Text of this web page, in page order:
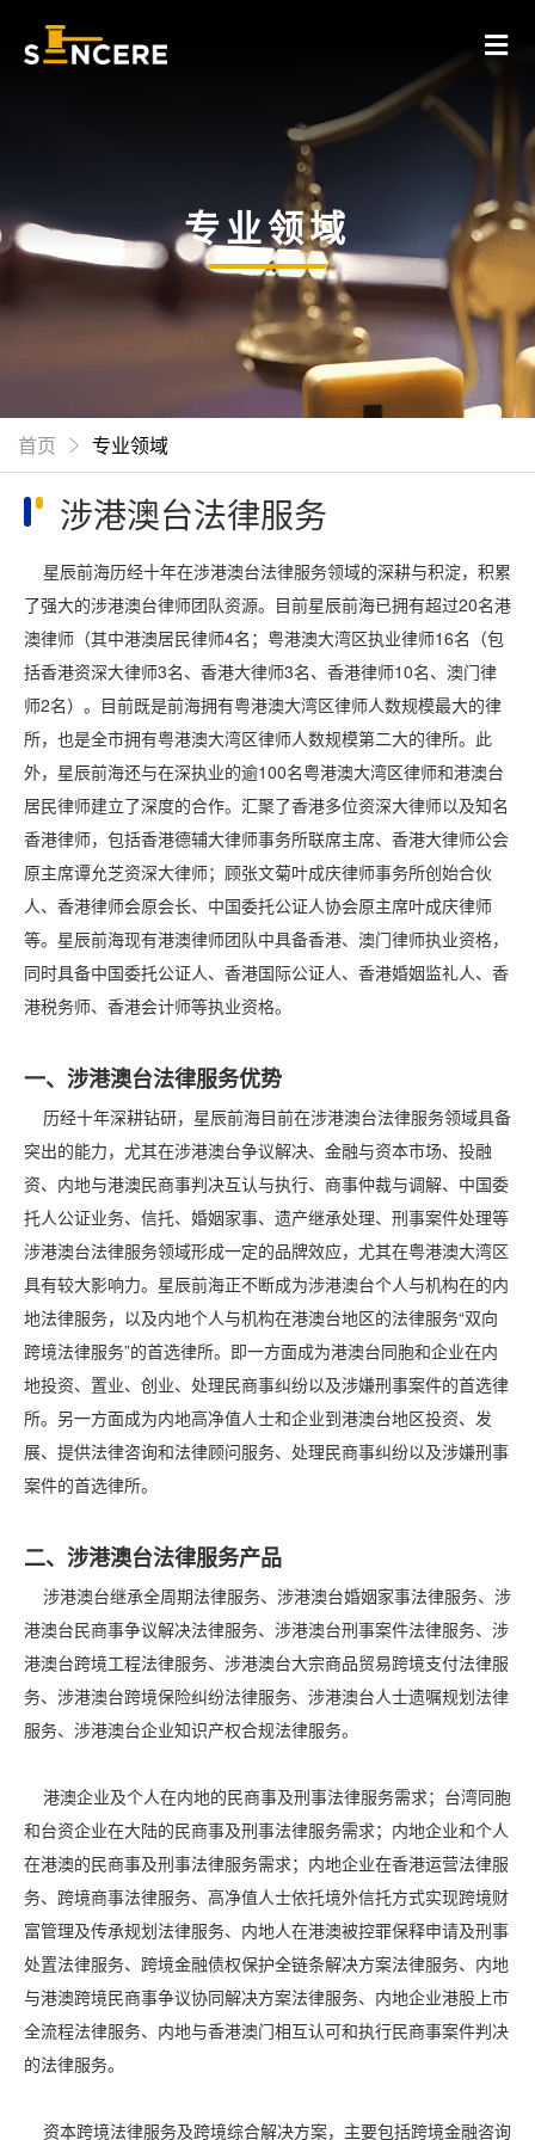
专业领域
首页 专业领域
涉港澳台法律服务
星辰前海历经十年在涉港澳台法律服务领域的深耕与积淀，积累
了强大的涉港澳台律师团队资源。目前星辰前海已拥有超过20名港
澳律师（其中港澳居民律师4名；粤港澳大湾区执业律师16名（包
括香港资深大律师3名、香港大律师3名、香港律师10名、澳门律
师2名）。目前既是前海拥有粤港澳大湾区律师人数规模最大的律
所，也是全市拥有粤港澳大湾区律师人数规模第二大的律所。此
外，星辰前海还与在深执业的逾100名粤港澳大湾区律师和港澳台
居民律师建立了深度的合作。汇聚了香港多位资深大律师以及知名
香港律师，包括香港德辅大律师事务所联席主席、香港大律师公会
原主席谭允芝资深大律师；顾张文菊叶成庆律师事务所创始合伙
人、香港律师会原会长、中国委托公证人协会原主席叶成庆律师
等。星辰前海现有港澳律师团队中具备香港、澳门律师执业资格，
同时具备中国委托公证人、香港国际公证人、香港婚姻监礼人、香
港税务师、香港会计师等执业资格。
一、涉港澳台法律服务优势
历经十年深耕钻研，星辰前海目前在涉港澳台法律服务领域具备
突出的能力，尤其在涉港澳台争议解决、金融与资本市场、投融
资、内地与港澳民商事判决互认与执行、商事仲裁与调解、中国委
托人公证业务、信托、婚姻家事、遗产继承处理、刑事案件处理等
涉港澳台法律服务领域形成一定的品牌效应，尤其在粤港澳大湾区
具有较大影响力。星辰前海正不断成为涉港澳台个人与机构在的内
地法律服务，以及内地个人与机构在港澳台地区的法律服务“双向
跨境法律服务”的首选律所。即一方面成为港澳台同胞和企业在内
地投资、置业、创业、处理民商事纠纷以及涉嫌刑事案件的首选律
所。另一方面成为内地高净值人士和企业到港澳台地区投资、发
展、提供法律咨询和法律顾问服务、处理民商事纠纷以及涉嫌刑事
案件的首选律所。
二、涉港澳台法律服务产品
涉港澳台继承全周期法律服务、涉港澳台婚姻家事法律服务、涉
港澳台民商事争议解决法律服务、涉港澳台刑事案件法律服务、涉
港澳台跨境工程法律服务、涉港澳台大宗商品贸易跨境支付法律服
务、涉港澳台跨境保险纠纷法律服务、涉港澳台人士遗嘱规划法律
服务、涉港澳台企业知识产权合规法律服务。
港澳企业及个人在内地的民商事及刑事法律服务需求；台湾同胞
和台资企业在大陆的民商事及刑事法律服务需求；内地企业和个人
在港澳的民商事及刑事法律服务需求；内地企业在香港运营法律服
务、跨境商事法律服务、高净值人士依托境外信托方式实现跨境财
富管理及传承规划法律服务、内地人在港澳被控罪保释申请及刑事
处置法律服务、跨境金融债权保护全链条解决方案法律服务、内地
与港澳跨境民商事争议协同解决方案法律服务、内地企业港股上市
全流程法律服务、内地与香港澳门相互认可和执行民商事案件判决
的法律服务。
资本跨境法律服务及跨境综合解决方案，主要包括跨境金融咨询